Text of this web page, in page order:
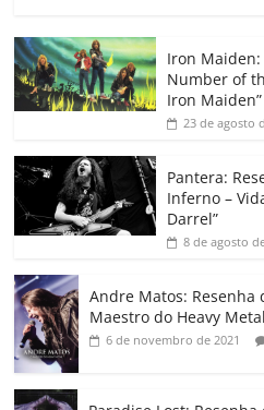
c
e
b
o
o
k
itt
er
at
s
A
p
e
Iron Maiden:
Number of
Iron Maiden”
23 de agosto
Pantera:
Inferno –
Darrel”
8 de agosto
Andre Matos: Resenha
Maestro do Heavy
6 de novembro de 2021